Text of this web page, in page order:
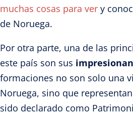
muchas cosas para ver y
de Noruega.
Por otra parte, una de las
este país son sus
formaciones no son solo una
Noruega, sino que
sido declarado como